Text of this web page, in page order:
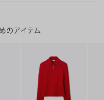
のアイテム